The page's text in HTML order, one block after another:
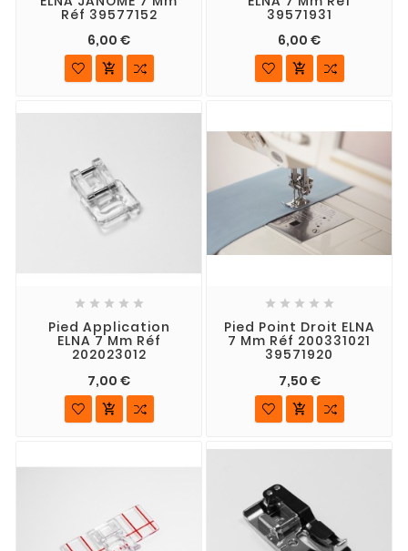
Réf 39577152
6,00 €

39571931
6,00 €

    
Pied Application
ELNA 7 Mm Réf
202023012
7,00 €

    
Pied Point Droit ELNA
7 Mm Réf 200331021
39571920
7,50 €
